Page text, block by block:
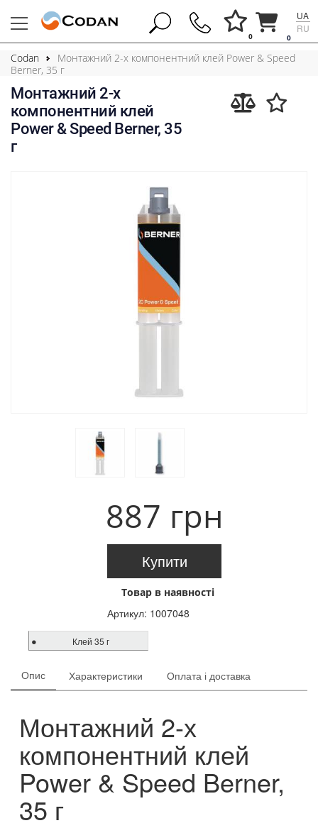
0
0
UA
RU
Codan
Монтажний 2-х компонентний клей Power & Speed
Berner, 35 г
Монтажний 2-х
компонентний клей
Power & Speed Berner, 35
г
887 грн
Купити
Товар в наявності
Артикул: 1007048
Клей 35 г
Опис Характеристики Оплата і доставка
Монтажний 2-х
компонентний клей
Power & Speed Berner,
35 г